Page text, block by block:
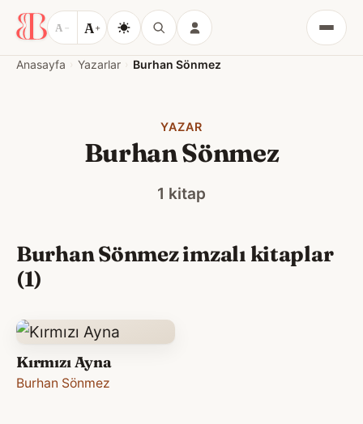
A − A+
Menü
Anasayfa Yazarlar Burhan Sönmez
YAZAR
Burhan Sönmez
1 kitap
Burhan Sönmez imzalı kitaplar
(1)
Kırmızı Ayna
Burhan Sönmez